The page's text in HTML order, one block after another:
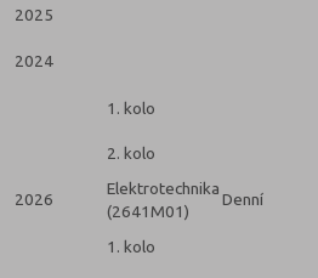
2025
2024
1. kolo
2. kolo
2026
Elektrotechnika
(2641M01)
Denní
1. kolo